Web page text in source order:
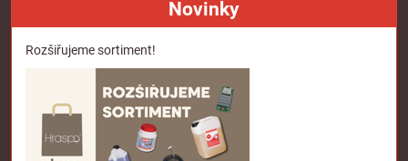
Novinky
Rozšiřujeme sortiment!